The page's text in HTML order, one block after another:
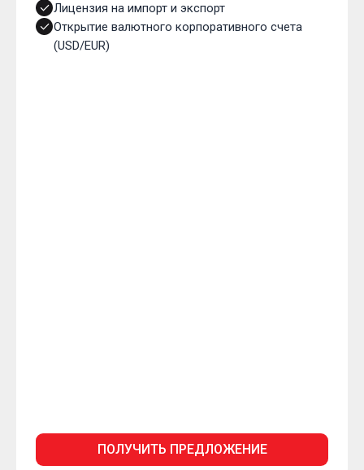
Лицензия на импорт и экспорт
Открытие валютного корпоративного счета
(USD/EUR)
ПОЛУЧИТЬ ПРЕДЛОЖЕНИЕ